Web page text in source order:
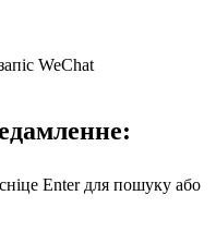
WeChat
Enter для пошуку або